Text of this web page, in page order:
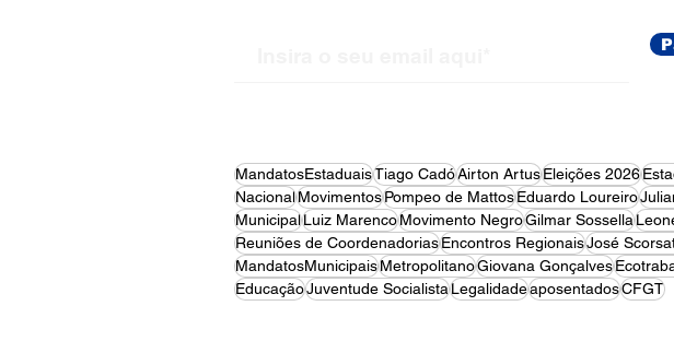
MandatosEstaduaisTiago CadóAirton ArtusEleições 2026
NacionalMovimentosPompeo de MattosEduardo Loureiro
MunicipalLuiz MarencoMovimento NegroGilmar Sossella
Reuniões de CoordenadoriasEncontros RegionaisJosé
MandatosMunicipaisMetropolitanoGiovana Gonçalves
EducaçãoJuventude SocialistaLegalidadeaposentadosCFGT